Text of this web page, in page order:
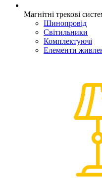
Магнітні трекові
Шинопровід
Світильники
Комплектуючі
Елементи